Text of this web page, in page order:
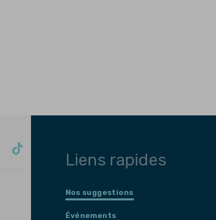
Liens rapides
Nos suggestions
Événements